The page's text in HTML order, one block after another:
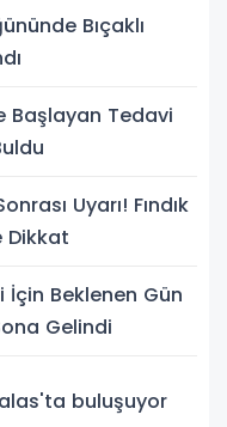
Bıçaklı
Başlayan Tedavi
Uyarı! Fındık
Dikkat
İçin Beklenen Gün
Gelindi
buluşuyor